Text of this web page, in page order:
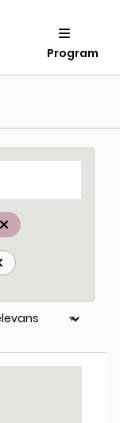
Program